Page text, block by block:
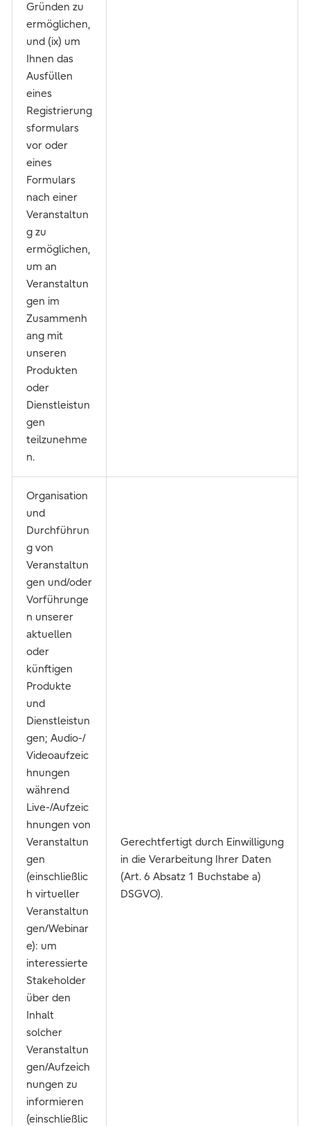
Gründen zu
ermöglichen,
und (ix) um
Ihnen das
Ausfüllen
eines
Registrierung
sformulars
vor oder
eines
Formulars
nach einer
Veranstaltun
g zu
ermöglichen,
um an
Veranstaltun
gen im
Zusammenh
ang mit
unseren
Produkten
oder
Dienstleistun
gen
teilzunehme
n.
Organisation
und
Durchführun
g von
Veranstaltun
gen und/oder
Vorführunge
n unserer
aktuellen
oder
künftigen
Produkte
und
Dienstleistun
gen; Audio-/
Videoaufzeic
hnungen
während
Live-/Aufzeic
hnungen von
Veranstaltun
gen
(einschließlic
h virtueller
Veranstaltun
gen/Webinar
e): um
interessierte
Stakeholder
über den
Inhalt
solcher
Veranstaltun
gen/Aufzeich
nungen zu
informieren
(einschließlic
Gerechtfertigt durch Einwilligung
in die Verarbeitung Ihrer Daten
(Art. 6 Absatz 1 Buchstabe a)
DSGVO).